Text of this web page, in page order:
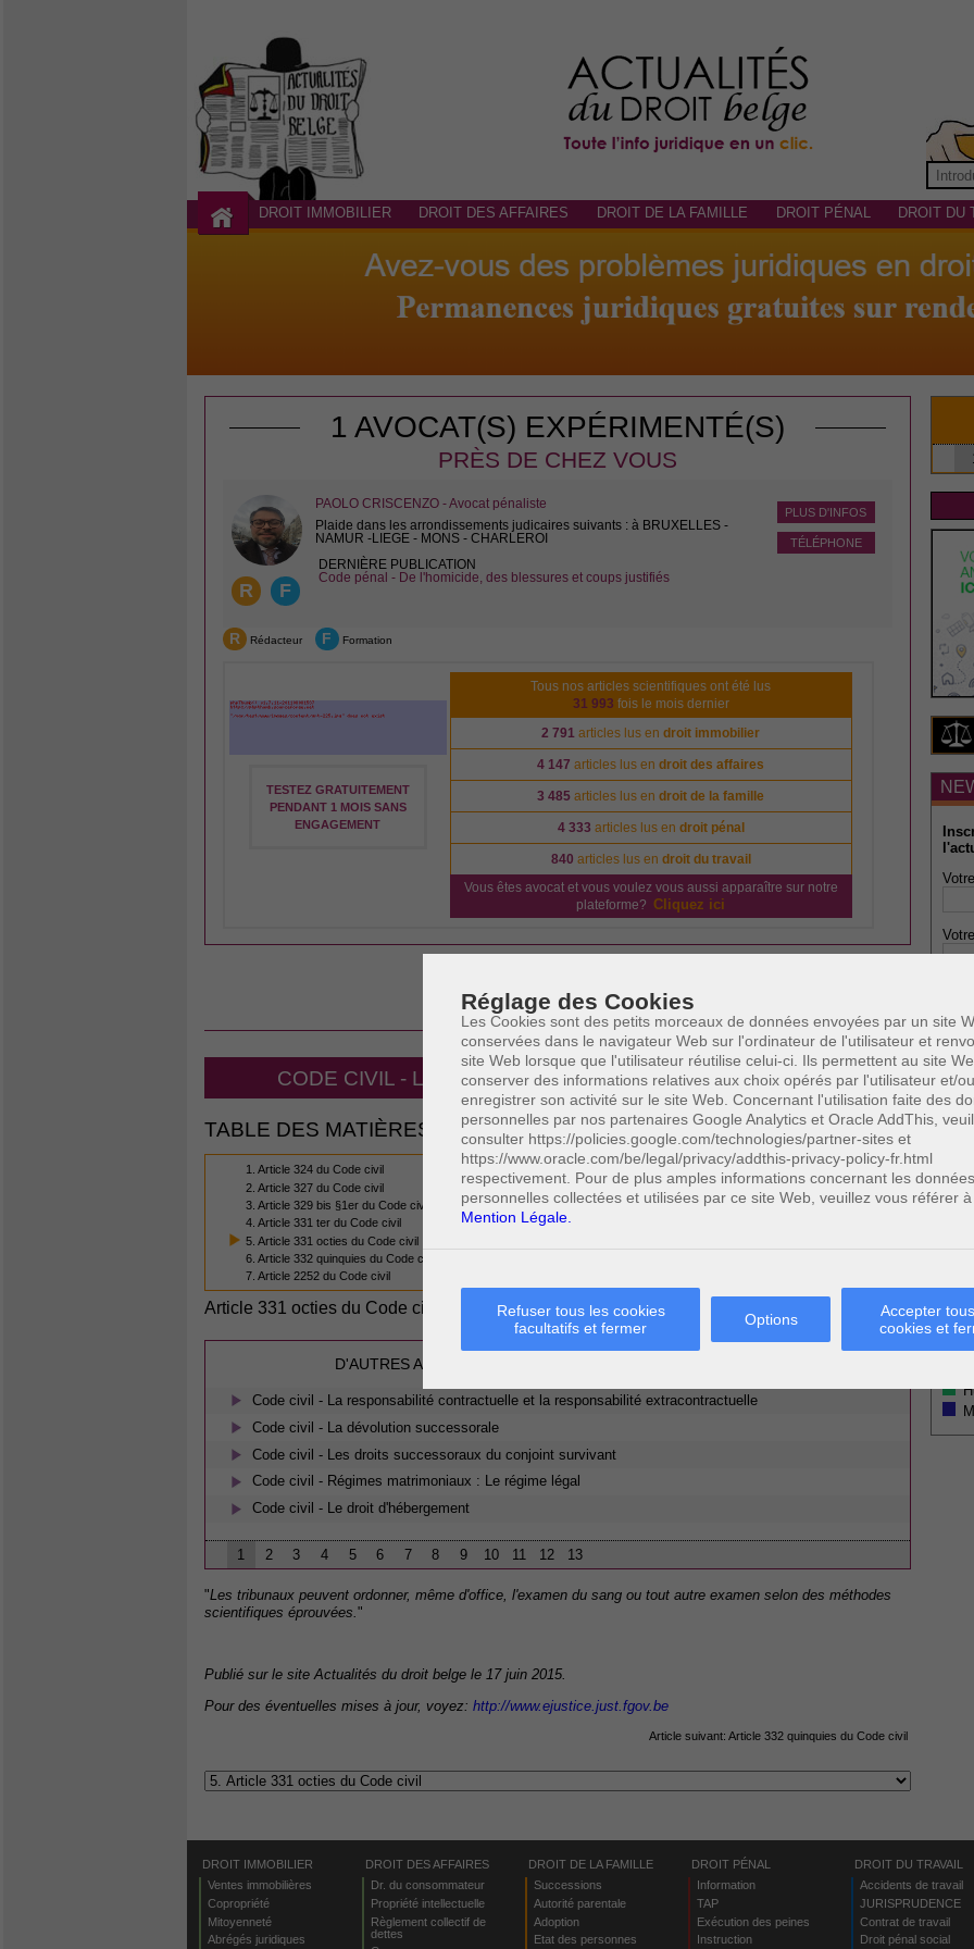
Réglage des Cookies
Les Cookies sont des petits morceaux de données envoyées par un site
conservées dans le navigateur Web sur l'ordinateur de l'utilisateur et
site Web lorsque que l'utilisateur réutilise celui-ci. Ils permettent au site
conserver des informations relatives aux choix opérés par l'utilisateur et/
enregistrer son activité sur le site Web. Concernant l'utilisation faite des
personnelles par nos partenaires Google Analytics et Oracle AddThis,
consulter https://policies.google.com/technologies/partner-sites et
https://www.oracle.com/be/legal/privacy/addthis-privacy-policy-fr.html
respectivement. Pour de plus amples informations concernant les données
personnelles collectées et utilisées par ce site Web, veuillez vous référer
Mention Légale.
Refuser tous les cookies
facultatifs et fermer
Options
Accepter
cookies et
DROIT IMMOBILIER DROIT DES AFFAIRES DROIT DE LA FAMILLE DROIT PÉNAL DROIT DU
1 AVOCAT(S) EXPÉRIMENTÉ(S)
PRÈS DE CHEZ VOUS
R F
PLUS D'INFOS
TÉLÉPHONE
PAOLO CRISCENZO - Avocat pénaliste
Plaide dans les arrondissements judicaires suivants : à BRUXELLES -
NAMUR -LIEGE - MONS - CHARLEROI
DERNIÈRE PUBLICATION
Code pénal - De l'homicide, des blessures et coups justifiés
R Rédacteur F Formation
TESTEZ GRATUITEMENT
PENDANT 1 MOIS SANS
ENGAGEMENT
Tous nos articles scientifiques ont été lus
31 993 fois le mois dernier
2 791 articles lus endroit immobilier
4 147 articles lus endroit des affaires
3 485 articles lus endroit de la famille
4 333 articles lus en droit pénal
840 articles lus en droit du travail
Vous êtes avocat et vous voulez vous aussi apparaître sur notre
plateforme? Cliquez ici
CODE CIVIL
16 JUIN 2015
CODE CIVIL - L'ACTION EN RECHERCHE DE PATERNITÉ
TABLE DES MATIÈRES
1. Article 324 du Code civil
2. Article 327 du Code civil
3. Article 329 bis §1er du Code civil
4. Article 331 ter du Code civil
5. Article 331 octies du Code civil
6. Article 332 quinquies du Code civil
7. Article 2252 du Code civil
Article 331 octies du Code civil 0fois
D'AUTRES ARTICLES SUSCEPTIBLES DE VOUS INTERESSER:
Code civil - La responsabilité contractuelle et la responsabilité extracontractuelle
Code civil - La dévolution successorale
Code civil - Les droits successoraux du conjoint survivant
Code civil - Régimes matrimoniaux : Le régime légal
Code civil - Le droit d'hébergement
1 2 3 4 5 6 7 8 9 10 11 12 13
"Les tribunaux peuvent ordonner, même d'office, l'examen du sang ou tout autre examen selon des méthodes
scientifiques éprouvées. "
Publié sur le site Actualités du droit belge le 17 juin 2015.
Pour des éventuelles mises à jour, voyez: http://www.ejustice.just.fgov.be
Article suivant: Article 332 quinquies du Code civil
*
DROIT IMMOBILIER
Ventes immobilières
Copropriété
Mitoyenneté
Abrégés juridiques
DROIT DES AFFAIRES
Dr. du consommateur
Propriété intellectuelle
Règlement collectif de
dettes
DROIT DE LA FAMILLE
Successions
Autorité parentale
Adoption
Etat des personnes
DROIT PÉNAL
Information
TAP
Exécution des peines
Instruction
DROIT DU TRAVAIL
Accidents de travail
JURISPRUDENCE
Contrat de travail
Droit pénal social